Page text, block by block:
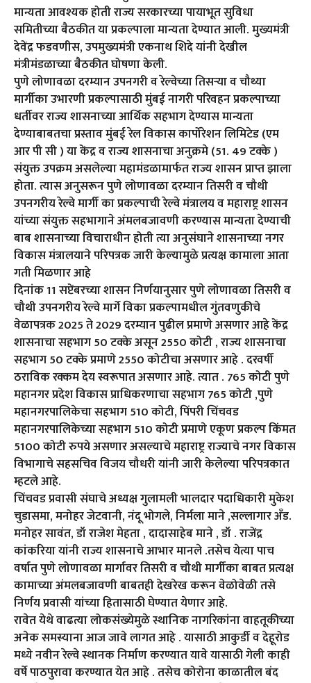
मान्यता आवश्यक होती राज्य सरकारच्या पायाभूत सुविधा
समितीच्या बैठकीत या प्रकल्पाला मान्यता देण्यात आली. मुख्यमंत्री
देवेंद्र फडवणीस, उपमुख्यमंत्री एकनाथ शिदे यांनी देखील
मंत्रीमंडळाच्या बैठकीत घोषणा केली.
पुणे लोणावळा दरम्यान उपनगरी व रेल्वेच्या तिसऱ्या व चौथ्या
मार्गीका उभारणी प्रकल्पासाठी मुंबई नागरी परिवहन प्रकल्पाच्या
धर्तीवर राज्य शासनाच्या आर्थिक सहभाग देण्यास मान्यता
देण्याबाबतचा प्रस्ताव मुंबई रेल विकास कार्पोरेशन लिमिटेड (एम
आर पी सी ) या केंद्र व राज्य शासनाचा अनुक्रमे (51. 49 टक्के )
संयुक्त उपक्रम असलेल्या महामंडळामार्फत राज्य शासन प्राप्त झाला
होता. त्यास अनुसरून पुणे लोणावळा दरम्यान तिसरी व चौथी
उपनगरीय रेल्वे मार्गी का प्रकल्पाची रेल्वे मंत्रालय व महाराष्ट्र शासन
यांच्या संयुक्त सहभागाने अंमलबजावणी करण्यास मान्यता देण्याची
बाब शासनाच्या विचाराधीन होती त्या अनुसंघाने शासनाच्या नगर
विकास मंत्रालयाने परिपत्रक जारी केल्यामुळे प्रत्यक्ष कामाला आता
गती मिळणार आहे
दिनांक 11 सप्टेंबरच्या शासन निर्णयानुसार पुणे लोणावळा तिसरी व
चौथी उपनगरीय रेल्वे मार्गे विका प्रकल्पामधील गुंतवणुकीचे
वेळापत्रक 2025 ते 2029 दरम्यान पुढील प्रमाणे असणार आहे केंद्र
शासनाचा सहभाग 50 टक्के असून 2550 कोटी , राज्य शासनाचा
सहभाग 50 टक्के प्रमाणे 2550 कोटीचा असणार आहे . दरवर्षी
ठराविक रक्कम देय स्वरूपात असणार आहे. त्यात . 765 कोटी पुणे
महानगर प्रदेश विकास प्राधिकरणाचा सहभाग 765 कोटी ,पुणे
महानगरपालिकेचा सहभाग 510 कोटी, पिंपरी चिंचवड
महानगरपालिकेच्या सहभाग 510 कोटी प्रमाणे एकूण प्रकल्प किंमत
5100 कोटी रुपये असणार असल्याचे महाराष्ट्र राज्याचे नगर विकास
विभागाचे सहसचिव विजय चौधरी यांनी जारी केलेल्या परिपत्रकात
म्हटले आहे.
चिंचवड प्रवासी संघाचे अध्यक्ष गुलामली भालदार पदाधिकारी मुकेश
चुडासमा, मनोहर जेटवानी, नंदू भोगले, निर्मला माने ,सल्लागार अँड.
मनोहर सावंत, डॉ राजेश मेहता , दादासाहेब माने , डॉ . राजेंद्र
कांकरिया यांनी राज्य शासनाचे आभार मानले .तसेच येत्या पाच
वर्षात पुणे लोणावळा मार्गावर तिसरी व चौथी मार्गीका बाबत प्रत्यक्ष
कामाच्या अंमलबजावणी बाबतही देखरेख करून वेळोवेळी तसे
निर्णय प्रवासी यांच्या हितासाठी घेण्यात येणार आहे.
रावेत येथे वाढत्या लोकसंख्येमुळे स्थानिक नागरिकांना वाहतूकीच्या
अनेक समस्याना आज जावे लागत आहे . यासाठी आकुर्डी व देहूरोड
मध्ये नवीन रेल्वे स्थानक निर्माण करण्यात यावे यासाठी गेली काही
वर्षे पाठपुरावा करण्यात येत आहे . तसेच कोरोना काळातील बंद